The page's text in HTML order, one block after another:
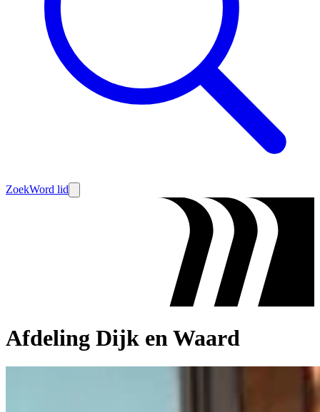
ZoekWord lid
Afdeling Dijk en Waard